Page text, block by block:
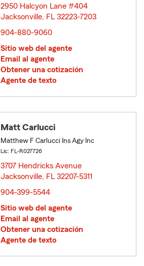
2950 Halcyon Lane #404
Jacksonville, FL 32223-7203
904-880-9060
Sitio web del agente
Email al agente
Obtener una cotización
Agente de texto
Matt Carlucci
Matthew F Carlucci Ins Agy Inc
Lic: FL-R027726
3707 Hendricks Avenue
Jacksonville, FL 32207-5311
904-399-5544
Sitio web del agente
Email al agente
Obtener una cotización
Agente de texto